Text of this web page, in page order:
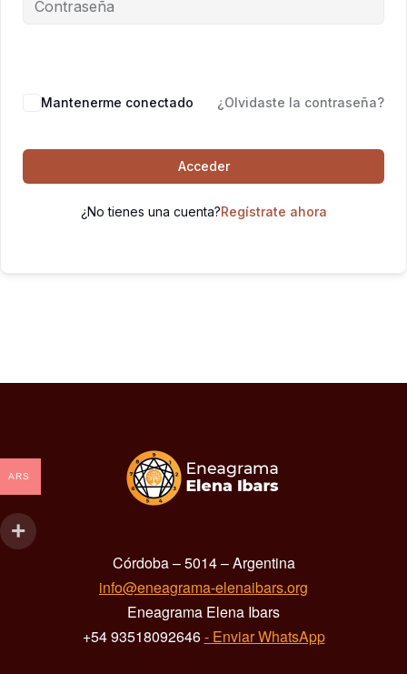
Mantenerme conectado ¿Olvidaste la contraseña?
Acceder
¿No tienes una cuenta?Regístrate ahora
Córdoba – 5014 – Argentina
info@eneagrama-elenaibars.org
Eneagrama Elena Ibars
+54 93518092646- Enviar WhatsApp
ARS